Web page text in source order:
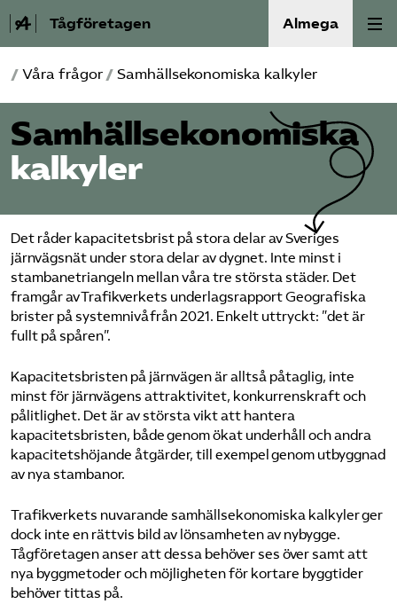
Tågföretagen Almega
Aktuellt
Reformagenda för järnvägen
Våra frågor
Om oss
Kontakt
Mina sidor (almega.se)
Bli medlem
Logga in på Arbetsgivarguiden
Sök på tagforetagen.se
/ Våra frågor / Samhällsekonomiska kalkyler
Samhällsekonomiska
kalkyler
Det råder kapacitetsbrist på stora delar av Sveriges
järnvägsnät under stora delar av dygnet. Inte minst i
stambanetriangeln mellan våra tre största städer. Det
framgår av Trafikverkets underlagsrapport Geografiska
brister på systemnivå från 2021. Enkelt uttryckt: ”det är
fullt på spåren”.
Kapacitetsbristen på järnvägen är alltså påtaglig, inte
minst för järnvägens attraktivitet, konkurrenskraft och
pålitlighet. Det är av största vikt att hantera
kapacitetsbristen, både genom ökat underhåll och andra
kapacitetshöjande åtgärder, till exempel genom utbyggnad
av nya stambanor.
Trafikverkets nuvarande samhällsekonomiska kalkyler ger
dock inte en rättvis bild av lönsamheten av nybygge.
Tågföretagen anser att dessa behöver ses över samt att
nya byggmetoder och möjligheten för kortare byggtider
behöver tittas på.